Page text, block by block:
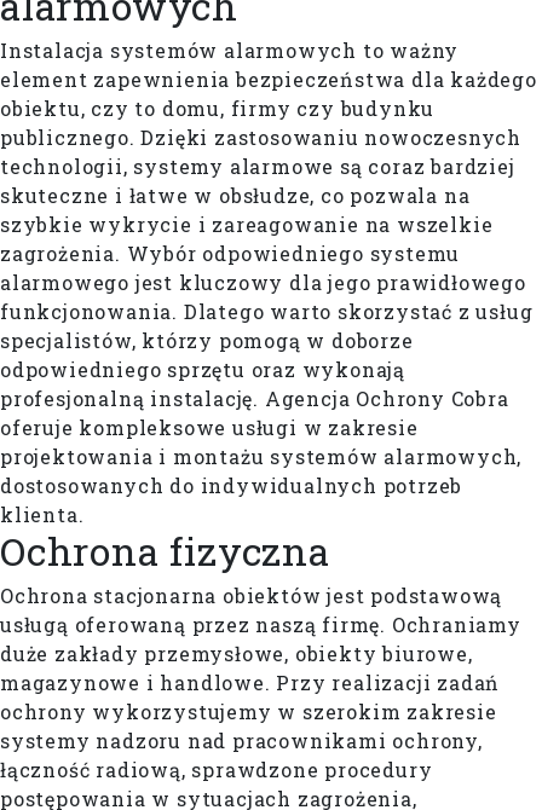
Instalacja systemów alarmowych to ważny
element zapewnienia bezpieczeństwa dla każdego
obiektu, czy to domu, firmy czy budynku
publicznego. Dzięki zastosowaniu nowoczesnych
technologii, systemy alarmowe są coraz bardziej
skuteczne i łatwe w obsłudze, co pozwala na
szybkie wykrycie i zareagowanie na wszelkie
zagrożenia. Wybór odpowiedniego systemu
alarmowego jest kluczowy dla jego prawidłowego
funkcjonowania. Dlatego warto skorzystać z usług
specjalistów, którzy pomogą w doborze
odpowiedniego sprzętu oraz wykonają
profesjonalną instalację. Agencja Ochrony Cobra
oferuje kompleksowe usługi w zakresie
projektowania i montażu systemów alarmowych,
dostosowanych do indywidualnych potrzeb
klienta.
Ochrona fizyczna
Ochrona stacjonarna obiektów jest podstawową
usługą oferowaną przez naszą firmę. Ochraniamy
duże zakłady przemysłowe, obiekty biurowe,
magazynowe i handlowe. Przy realizacji zadań
ochrony wykorzystujemy w szerokim zakresie
systemy nadzoru nad pracownikami ochrony,
łączność radiową, sprawdzone procedury
postępowania w sytuacjach zagrożenia,